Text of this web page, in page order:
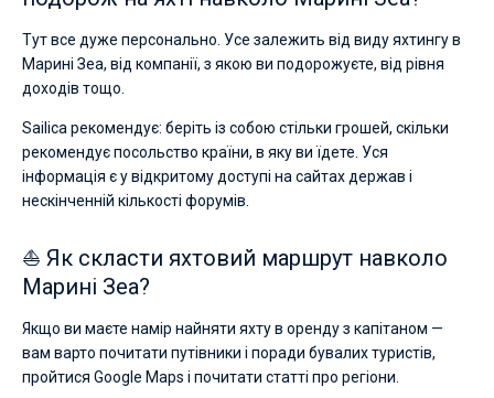
Тут все дуже персонально. Усе залежить від виду яхтингу в
Марині Зеа, від компанії, з якою ви подорожуєте, від рівня
доходів тощо.
Sailica рекомендує: беріть із собою стільки грошей, скільки
рекомендує посольство країни, в яку ви їдете. Уся
інформація є у відкритому доступі на сайтах держав і
нескінченній кількості форумів.
⛵ Як скласти яхтовий маршрут навколо
Марині Зеа?
Якщо ви маєте намір найняти яхту в оренду з капітаном —
вам варто почитати путівники і поради бувалих туристів,
пройтися Google Maps і почитати статті про регіони.